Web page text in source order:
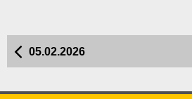
05.02.2026